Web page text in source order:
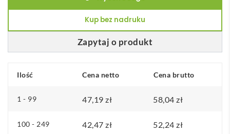
o
bambusową
Zapytaj o produkt
Kup bez nadruku
Ilość Cena netto Cena brutto
1 - 99 47,19 zł 58,04 zł
100 - 249 42,47 zł 52,24 zł